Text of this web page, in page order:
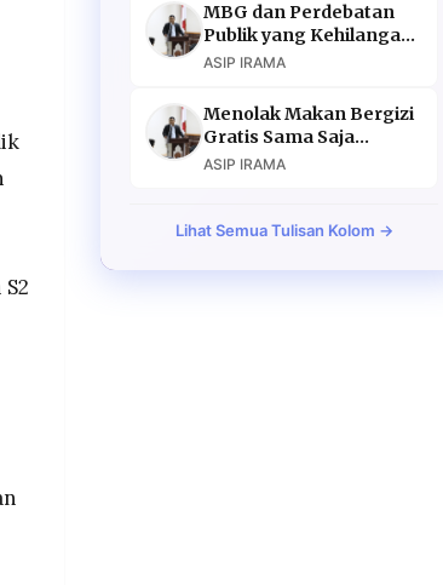
MBG dan Perdebatan
Publik yang Kehilangan
Argumen
ASIP IRAMA
Menolak Makan Bergizi
Gratis Sama Saja
Menolak Masa Depan
ASIP IRAMA
Lihat Semua Tulisan Kolom →